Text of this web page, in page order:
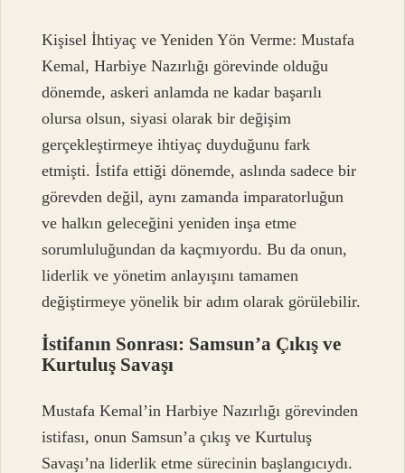
Kişisel İhtiyaç ve Yeniden Yön Verme: Mustafa
Kemal, Harbiye Nazırlığı görevinde olduğu
dönemde, askeri anlamda ne kadar başarılı
olursa olsun, siyasi olarak bir değişim
gerçekleştirmeye ihtiyaç duyduğunu fark
etmişti. İstifa ettiği dönemde, aslında sadece bir
görevden değil, aynı zamanda imparatorluğun
ve halkın geleceğini yeniden inşa etme
sorumluluğundan da kaçmıyordu. Bu da onun,
liderlik ve yönetim anlayışını tamamen
değiştirmeye yönelik bir adım olarak görülebilir.
İstifanın Sonrası: Samsun’a Çıkış ve
Kurtuluş Savaşı
Mustafa Kemal’in Harbiye Nazırlığı görevinden
istifası, onun Samsun’a çıkış ve Kurtuluş
Savaşı’na liderlik etme sürecinin başlangıcıydı.